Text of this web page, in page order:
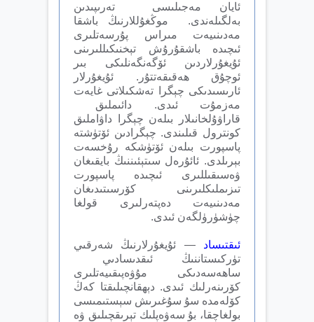
ئايان مەجىلىسى تەرىپىدىن
بەلگىلەندى. موڭغۇللارنىڭ باشقا
مەدىنىيەت مىراس پۇرسەتلىرى
ئىچىدە باشقۇرۇش تېخنىكىللىرىنى
ئۇيغۇرلاردىن ئۆگەنگەنلىكى بىر
ئوچۇق ھەقىقەتتۇر. ئۇيغۇرلار
ئارىسىدىكى چېگرا تەشكىلاتى غايەت
مەزمۇت ئىدى. دائىملىق
قاراۋۇلخانىلار بىلەن چېگرا داۋاملىق
كونترول قىلىندى. چېگرادىن ئۆتۈشتە
پاسپورت بىلەن ئۆتۈشكە رۇخسەت
بېرىلدى. ئائۇرەل سىتېئىننىڭ بايقىغان
ۋەسىقىللىرى ئىچىدە پاسپورت
تىزىملىكلىرىنى كۆرسىتىدىغان
مەدىنىيەت دەپتەرلىرى قولغا
چۈشۈرۈلگەن ئىدى.
ئىقتىساد — ئۇيغۇرلارنىڭ شەرقىي
تۈركىستاننىڭ ئىقدىسادىي
ساھەسەدىكى مۇۋەپىقىيەتلىرى
كۆرىنەرلىك ئىدى. دېھقانچىلىقتا كەڭ
كۆلەمدە سۇ سۇغىرىش سېستىمىسى
بولغاچقا، بۇ سەۋەپلىك تېرىقچىلىق ۋە